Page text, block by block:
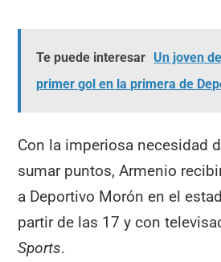
Te puede interesar Un joven
primer gol en la primera de
Con la imperiosa necesidad
sumar puntos, Armenio
a Deportivo Morón en el
partir de las 17 y con
Sports.